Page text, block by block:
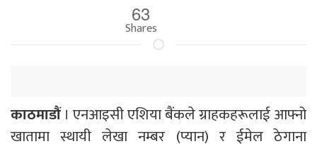
63
Shares
काठमाडौं। एनआइसी एशिया बैंकले ग्राहकहरूलाई आफ्नो
खातामा स्थायी लेखा नम्बर (प्यान) र ईमेल ठेगाना